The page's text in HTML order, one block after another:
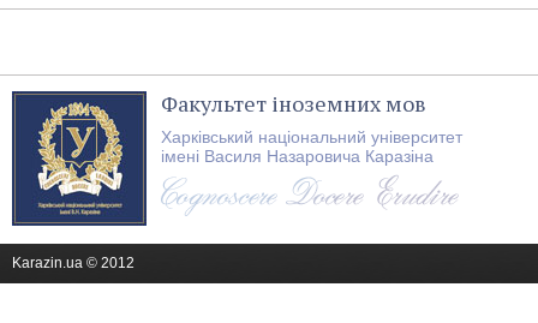
Факультет іноземних мов
Харківський національний університет
імені Василя Назаровича Каразіна
Karazin.ua © 2012